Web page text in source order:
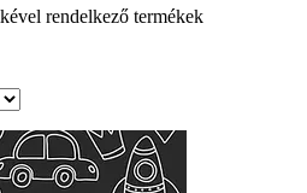
rendelkező termékek